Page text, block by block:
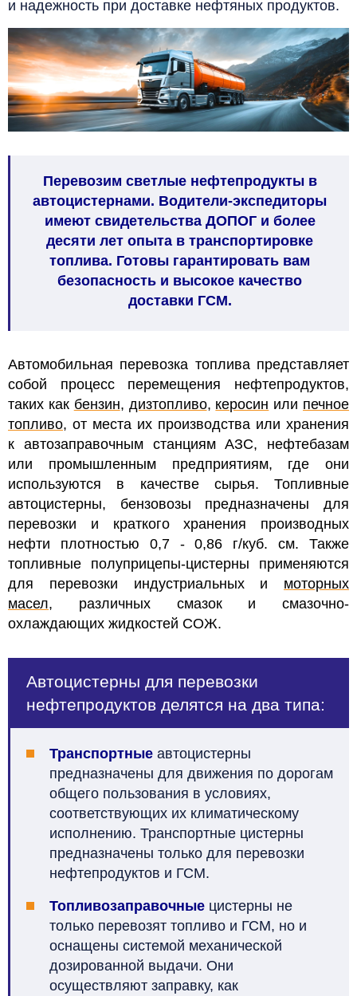
и надежность при доставке нефтяных продуктов.
Перевозим светлые нефтепродукты в
автоцистернами. Водители-экспедиторы
имеют свидетельства ДОПОГ и более
десяти лет опыта в транспортировке
топлива. Готовы гарантировать вам
безопасность и высокое качество
доставки ГСМ.
Автомобильная перевозка топлива представляет
собой процесс перемещения нефтепродуктов,
таких как бензин, дизтопливо, керосин или печное
топливо, от места их производства или хранения
к автозаправочным станциям АЗС, нефтебазам
или промышленным предприятиям, где они
используются в качестве сырья. Топливные
автоцистерны, бензовозы предназначены для
перевозки и краткого хранения производных
нефти плотностью 0,7 - 0,86 г/куб. см. Также
топливные полуприцепы-цистерны применяются
для перевозки индустриальных и моторных
масел, различных смазок и смазочно-
охлаждающих жидкостей СОЖ.
Автоцистерны для перевозки
нефтепродуктов делятся на два типа:
Транспортные автоцистерны
предназначены для движения по дорогам
общего пользования в условиях,
соответствующих их климатическому
исполнению. Транспортные цистерны
предназначены только для перевозки
нефтепродуктов и ГСМ.
Топливозаправочные цистерны не
только перевозят топливо и ГСМ, но и
оснащены системой механической
дозированной выдачи. Они
осуществляют заправку, как